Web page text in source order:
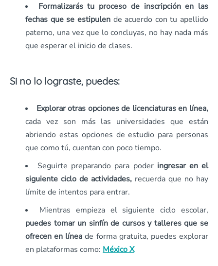
Formalizarás tu proceso de inscripción en las
fechas que se estipulende acuerdo con tu apellido
paterno, una vez que lo concluyas, no hay nada más
que esperar el inicio de clases.
Si no lo lograste, puedes:
Explorar otras opciones de licenciaturas en línea,
cada vez son más las universidades que están
abriendo estas opciones de estudio para personas
que como tú, cuentan con poco tiempo.
Seguirte preparando para poder ingresar en el
siguiente ciclo de actividades, recuerda que no hay
límite de intentos para entrar.
Mientras empieza el siguiente ciclo escolar,
puedes tomar un sinfín de cursos y talleres que se
ofrecen en línea de forma gratuita, puedes explorar
en plataformas como: México X